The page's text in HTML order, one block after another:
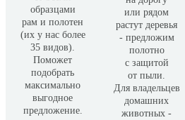
образцами
рам и полотен
(их у нас более
35 видов).
Поможет
подобрать
максимально
выгодное
предложение.
или рядом
растут деревья
- предложим
полотно
с защитой
от пыли.
Для владельцев
домашних
животных -